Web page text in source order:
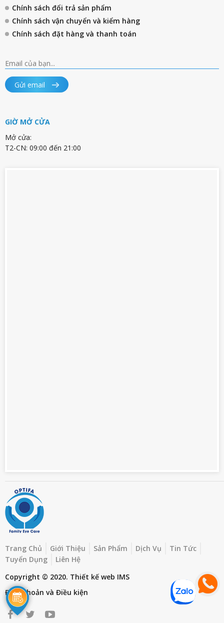
Chính sách đổi trả sản phẩm
Chính sách vận chuyển và kiểm hàng
Chính sách đặt hàng và thanh toán
Gửi email
GIỜ MỞ CỬA
Mở cửa:
T2-CN: 09:00 đến 21:00
Trang Chủ Giới Thiệu Sản Phẩm Dịch Vụ
Tin Tức
Tuyển Dụng
Liên Hệ
Copyright © 2020. Thiết kế web IMS
Điều khoản và Điều kiện